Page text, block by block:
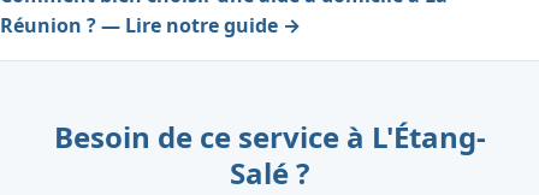
Réunion ? — Lire notre guide →
Besoin de ce service à L'Étang-
Salé ?